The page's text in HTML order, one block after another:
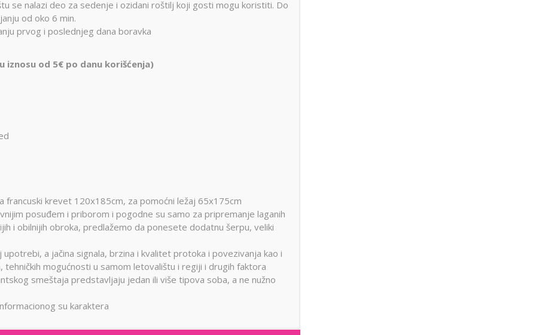
se nalazi deo za sedenje i ozidani roštilj koji gosti mogu koristiti. Do
od oko 6 min.
prvog i poslednjeg dana boravka
iznosu od 5€ po danu korišćenja)
francuski krevet 120x185cm, za pomoćni ležaj 65x175cm
posuđem i priborom i pogodne su samo za pripremanje laganih
i obilnijih obroka, predlažemo da ponesete dodatnu šerpu, veliki
a jačina signala, brzina i kvalitet protoka i povezivanja kao i
mogućnosti u samom letovalištu i regiji i drugih faktora
smeštaja predstavljaju jedan ili više tipova soba, a ne nužno
su karaktera